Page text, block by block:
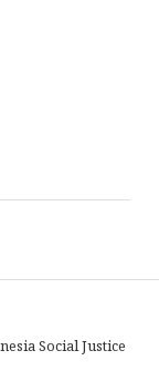
Social Justice